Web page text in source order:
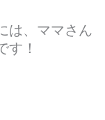
は、ママさん
す！